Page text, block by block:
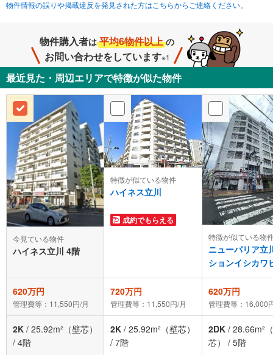
物件情報の誤りや掲載違反を発見された方はこちらからご連絡ください。
物件購入者は 平均6物件以上 の
お問い合わせをしています※1
最近見た・周辺エリアで特徴が似た物件
今見ている物件
ハイネス立川 4階
特徴が似ている物件
ハイネス立川
成約でもらえる
特徴が似ている物
ニューパリア立
ションイシカワ
620万円
管理費等：11,550円/月
720万円
管理費等：11,550円/月
620万円
管理費等：16,000
2K / 25.92m²（壁芯）
/ 4階
2K / 25.92m²（壁芯）
/ 7階
2DK / 28.66m²
芯）
/ 5階